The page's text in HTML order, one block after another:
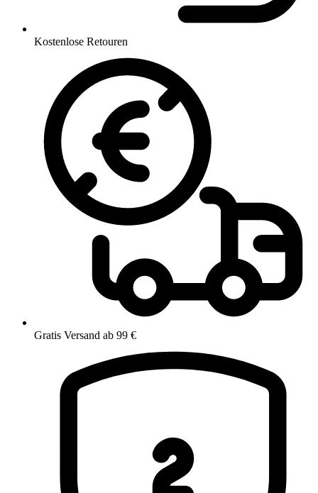
Kostenlose Retouren
Gratis Versand ab 99 €